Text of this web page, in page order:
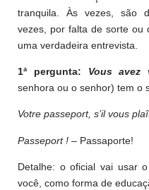
tranquila. Às vezes, são
vezes, por falta de sorte ou
uma verdadeira entrevista.
1ª pergunta: Vous avez
senhora ou o senhor) tem o
Votre passeport, s’il vous
Passeport ! – Passaporte!
Detalhe: o oficial vai usar
você, como forma de